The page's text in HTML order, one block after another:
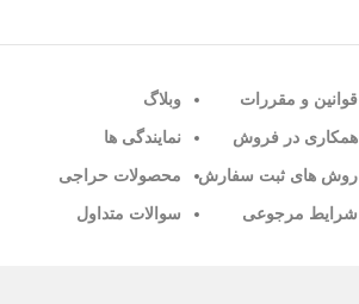
قوانین و مقررات
همکاری در فروش
روش های ثبت سفارش
شرایط مرجوعی
وبلاگ
نمایندگی ها
محصولات حراجی
سوالات متداول